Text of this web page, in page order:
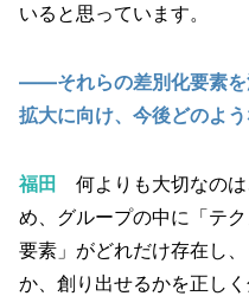
いると思っています。
――それらの差別化要素を
拡大に向け、今後どのよ
福田 何よりも大切なの
め、グループの中に「テ
要素」がどれだけ存在し
か、創り出せるかを正し